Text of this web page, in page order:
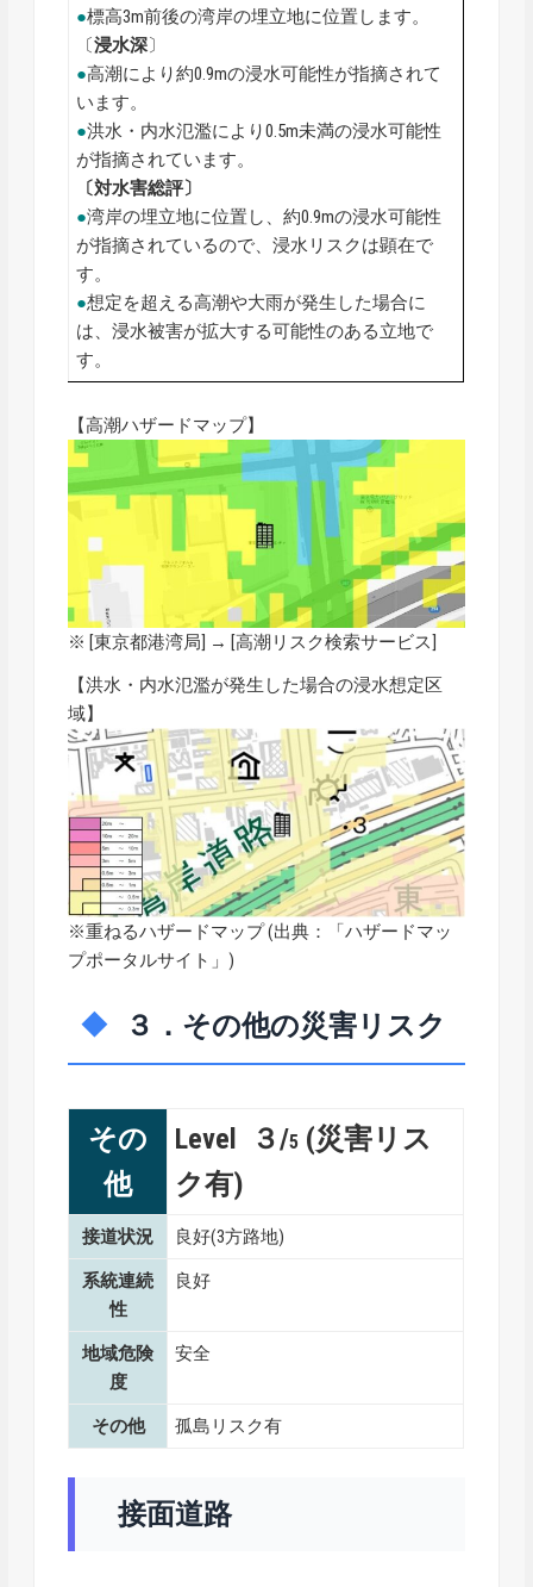
●標高3m前後の湾岸の埋立地に位置します。
〔浸水深〕
●高潮により約0.9mの浸水可能性が指摘されて
います。
●洪水・内水氾濫により0.5m未満の浸水可能性
が指摘されています。
〔対水害総評〕
●湾岸の埋立地に位置し、約0.9mの浸水可能性
が指摘されているので、浸水リスクは顕在で
す。
●想定を超える高潮や大雨が発生した場合に
は、浸水被害が拡大する可能性のある立地で
す。
【高潮ハザードマップ】
※ [東京都港湾局] → [高潮リスク検索サービス]
【洪水・内水氾濫が発生した場合の浸水想定区
域】
※重ねるハザードマップ (出典：「ハザードマッ
プポータルサイト 」)
３．その他の災害リスク
その
他
Level ３/5 (災害リス
ク有)
接道状況 良好(3方路地)
系統連続
性
良好
地域危険
度
安全
その他 孤島リスク有
接面道路